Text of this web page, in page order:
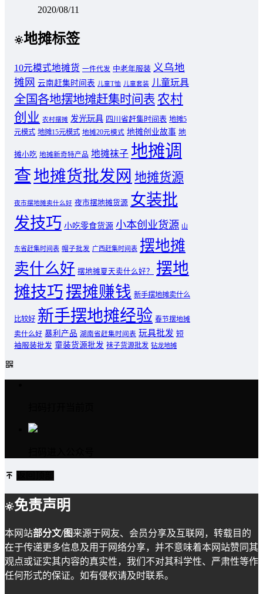
2020/08/11
地摊标签
10元模式地摊货 一件代发 中老年服装 义乌地
摊网 云南赶集时间表 儿童T恤 儿童套装 儿童玩具
全国各地摆地摊赶集时间表 农村
创业 农村摆摊 发光玩具 四川省赶集时间表 地摊5
元模式 地摊15元模式 地摊20元模式 地摊创业故事 地
摊小吃 地摊新奇特产品 地摊袜子 地摊调
查地摊货批发网 地摊货源
夜市摆地摊卖什么好 夜市摆地摊货源 女装批
发技巧 小吃零食货源 小本创业货源 山
东省赶集时间表 帽子批发 广西赶集时间表 摆地摊
卖什么好 摆地摊夏天卖什么好？
摆地
摊技巧摆摊赚钱 新手摆地摊卖什么
比较好 新手摆地摊经验 春节摆地摊
卖什么好 暴利产品 湖南省赶集时间表 玩具批发 短
袖服装批发 童装货源批发 袜子货源批发 钻龙地摊
免责声明
本网站部分文/图来源于网友、会员分享及互联网，转载目的
在于传递更多信息及用于网络分享，并不意味着本网站赞同其
观点或证实其内容的真实性，我们不对其科学性、严肃性等作
任何形式的保证。如有侵权请及时联系。